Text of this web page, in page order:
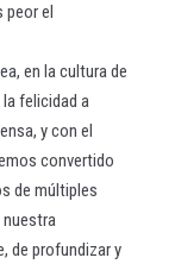
peor el
en la cultura de
felicidad a
y con el
convertido
de múltiples
de profundizar y